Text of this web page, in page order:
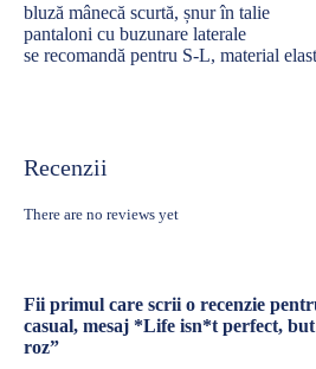
bluză mânecă scurtă, șnur în talie
pantaloni cu buzunare laterale
se recomandă pentru S-L, material
Recenzii
There are no reviews yet
Fii primul care scrii o recenzie
casual, mesaj *Life isn*t perfect,
roz”